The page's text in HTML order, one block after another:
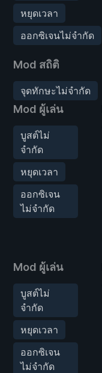
หยุดเวลา
ออกซิเจนไม่จำกัด
Mod สถิติ
จุดทักษะไม่จำกัด
Mod ผู้เล่น
บูสต์ไม่
จำกัด
หยุดเวลา
ออกซิเจน
ไม่จำกัด
Mod ผู้เล่น
บูสต์ไม่
จำกัด
หยุดเวลา
ออกซิเจน
ไม่จำกัด